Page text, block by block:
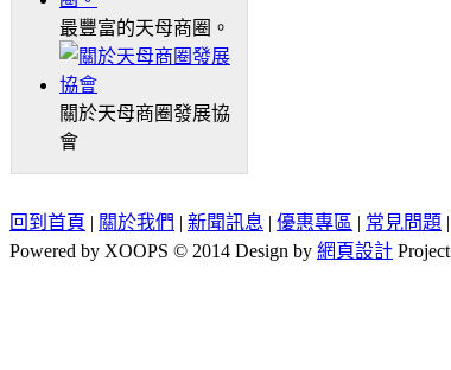
最豐富的天母商圈。
關於天母商圈發展協
會
回到首頁 | 關於我們 | 新聞訊息 | 優惠專區 | 常見問題 |
Powered by XOOPS © 2014 Design by 網頁設計 Project